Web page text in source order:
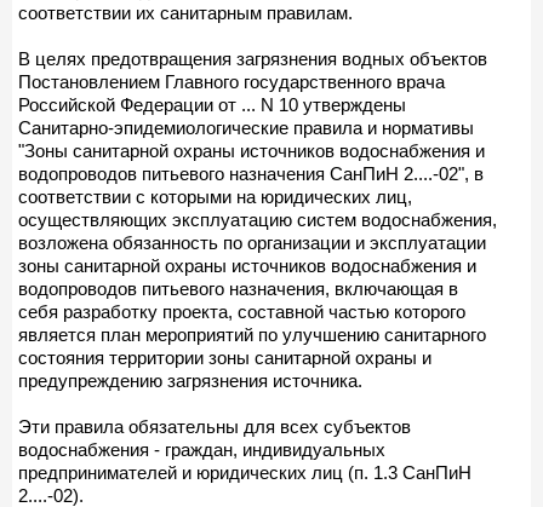
соответствии их санитарным правилам.
В целях предотвращения загрязнения водных объектов
Постановлением Главного государственного врача
Российской Федерации от ... N 10 утверждены
Санитарно-эпидемиологические правила и нормативы
"Зоны санитарной охраны источников водоснабжения и
водопроводов питьевого назначения СанПиН 2....-02", в
соответствии с которыми на юридических лиц,
осуществляющих эксплуатацию систем водоснабжения,
возложена обязанность по организации и эксплуатации
зоны санитарной охраны источников водоснабжения и
водопроводов питьевого назначения, включающая в
себя разработку проекта, составной частью которого
является план мероприятий по улучшению санитарного
состояния территории зоны санитарной охраны и
предупреждению загрязнения источника.
Эти правила обязательны для всех субъектов
водоснабжения - граждан, индивидуальных
предпринимателей и юридических лиц (п. 1.3 СанПиН
2....-02).